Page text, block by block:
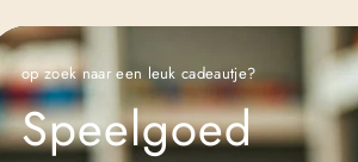
op zoek naar een leuk cadeautje?
Speelgoed